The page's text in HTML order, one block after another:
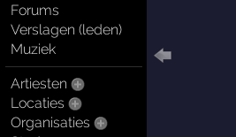
Forums
Verslagen (leden)
Muziek
Artiesten
Locaties
Organisaties